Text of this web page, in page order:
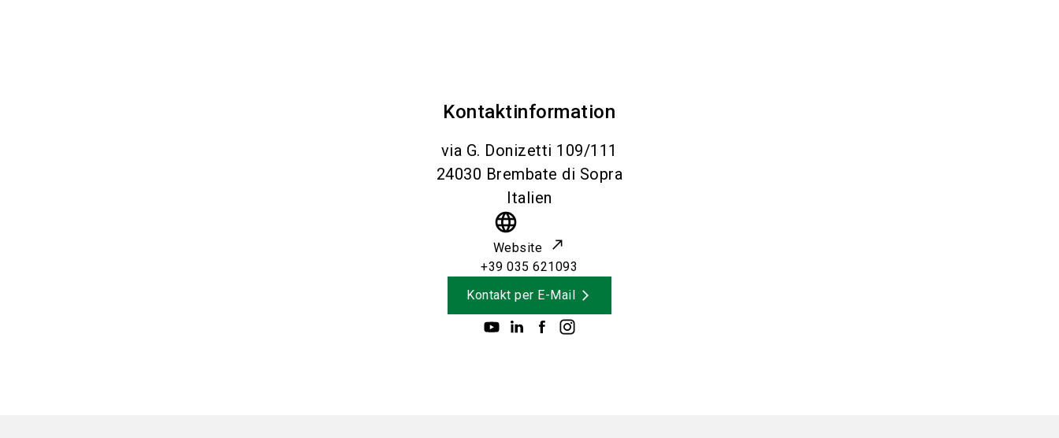
Kontaktinformation
via G. Donizetti 109/111
24030 Brembate di Sopra
Italien
language
Website
+39 035 621093
Kontakt per E-Mail